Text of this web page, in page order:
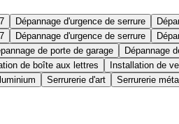
Dépannage d'urgence de serrure
Dépannage d'urgence de serrure
de porte de garage Dépannage
de boîte aux lettres Installation de
Serrurerie d'art Serrurerie